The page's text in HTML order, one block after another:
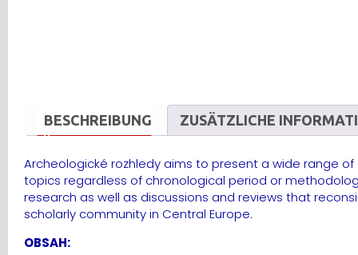
BESCHREIBUNG ZUSÄTZLICHE
Archeologické rozhledy aims to present a wide range
topics regardless of chronological period or
research as well as discussions and reviews that
scholarly community in Central Europe.
OBSAH: